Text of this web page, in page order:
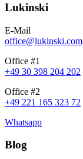
Lukinski
E-Mail
office@lukinski.com
Office #1
+49 30 398 204 202
Office #2
+49 221 165 323 72
Whatsapp
Blog